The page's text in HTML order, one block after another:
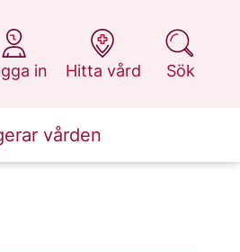
in
Hitta vård
på 1177.se
Sök
på 1177.se
vården